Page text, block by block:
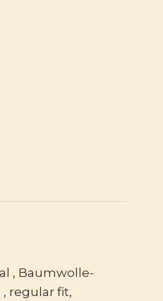
, Baumwolle-
regular fit,